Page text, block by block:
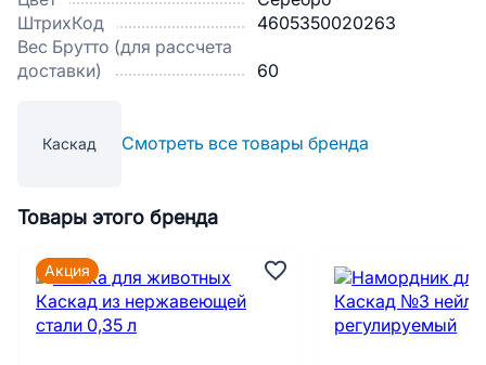
ШтрихКод
4605350020263
Вес Брутто (для рассчета
доставки)
60
Каскад Смотреть все товары бренда
Товары этого бренда
Акция